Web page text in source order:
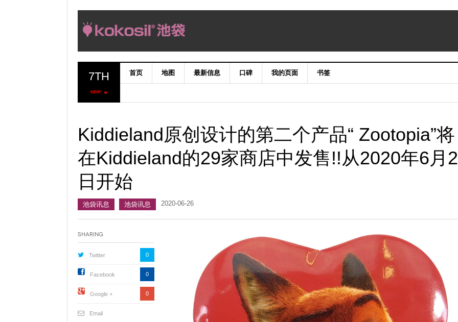
7TH
NEW!
首页 地图 最新信息 口碑 我的页面 书签
Kiddieland原创设计的第二个产品“ Zootopia”将
在Kiddieland的29家商店中发售!!从2020年6月
日开始
池袋讯息 池袋讯息 2020-06-26
Sharing
Twitter 0
Facebook 0
Google + 0
Email